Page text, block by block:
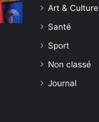
Art & Culture
Santé
Sport
Non classé
Journal